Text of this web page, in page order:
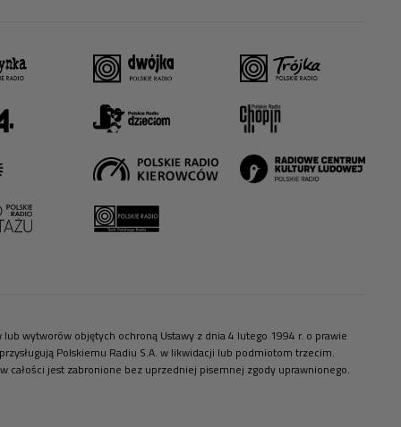
wytworów objętych ochroną Ustawy z dnia 4 lutego 1994 r. o prawie
Polskiemu Radiu S.A. w likwidacji lub podmiotom trzecim.
całości jest zabronione bez uprzedniej pisemnej zgody uprawnionego.